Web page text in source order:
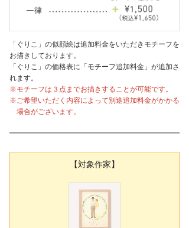
「ぐりこ」の似顔絵は追加料金をいただきモチーフを
お描きしております。
「ぐりこ」の価格表に「モチーフ追加料金」が追加さ
れます。
※モチーフは３点までお描きすることが可能です。
※ご希望いただく内容によって別途追加料金がかかる
場合がございます。
【対象作家】